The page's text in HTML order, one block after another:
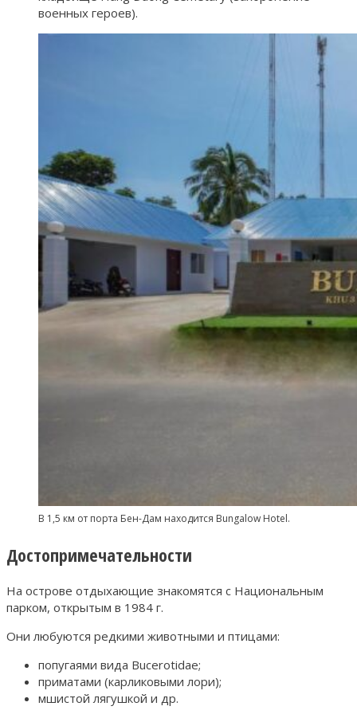
военных героев).
В 1,5 км от порта Бен-Дам находится Bungalow Hotel.
Достопримечательности
На острове отдыхающие знакомятся с Национальным
парком, открытым в 1984 г.
Они любуются редкими животными и птицами:
попугаями вида Bucerotidae;
приматами (карликовыми лори);
мшистой лягушкой и др.